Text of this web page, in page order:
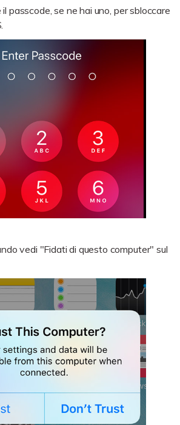
i dati di WhatsApp e
App
i dati del telefono, i dati di
e i file tra dispositivi.
passcode, se ne hai uno, per sbloccare
vedi "Fidati di questo computer" sul